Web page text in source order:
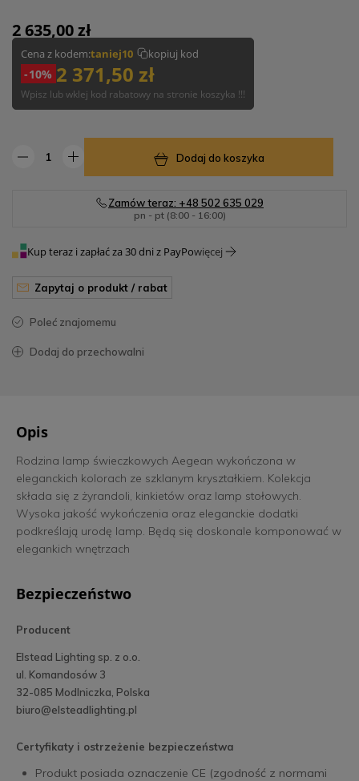
2 635,00 zł
Cena z kodem:taniej10 kopiuj kod
-10% 2 371,50 zł
Wpisz lub wklej kod rabatowy na stronie koszyka !!!
Dodaj do koszyka
Zamów teraz: +48 502 635 029
pn - pt (8:00 - 16:00)
Kup teraz i zapłać za 30 dni z PayPowięcej
zapytaj o produkt / rabat
poleć znajomemu
dodaj do przechowalni
Opis
Rodzina lamp świeczkowych Aegean wykończona w
eleganckich kolorach ze szklanym kryształkiem. Kolekcja
składa się z żyrandoli, kinkietów oraz lamp stołowych.
Wysoka jakość wykończenia oraz eleganckie dodatki
podkreślają urodę lamp. Będą się doskonale komponować w
elegankich wnętrzach
Bezpieczeństwo
Producent
Elstead Lighting sp. z o.o.
ul. Komandosów 3
32-085 Modlniczka, Polska
biuro@elsteadlighting.pl
Certyfikaty i ostrzeżenie bezpieczeństwa
Produkt posiada oznaczenie CE (zgodność z normami